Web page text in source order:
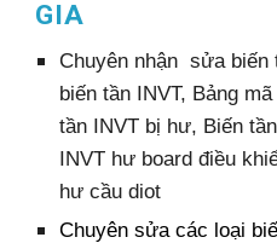
GIA
Chuyên nhận sửa biến
biến tần INVT, Bảng
tần INVT bị hư, Biến
INVT hư board điều
hư cầu diot
Chuyênsửa các loại